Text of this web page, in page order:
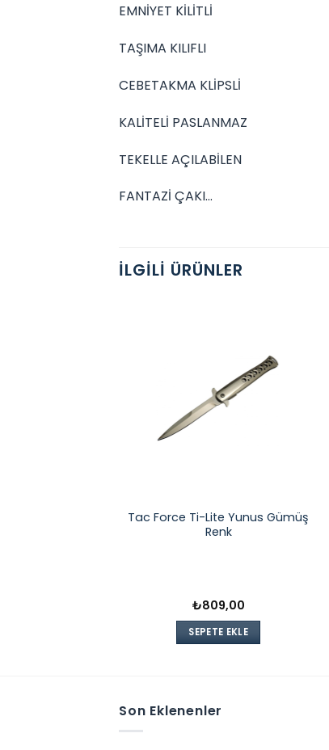
EMNİYET KİLİTLİ
TAŞIMA KILIFLI
CEBETAKMA KLİPSLİ
KALİTELİ PASLANMAZ
TEKELLE AÇILABİLEN
FANTAZİ ÇAKI…
İLGILI ÜRÜNLER
Tac Force Ti-Lite Yunus Gümüş
Renk
₺809,00
SEPETE EKLE
Son Eklenenler